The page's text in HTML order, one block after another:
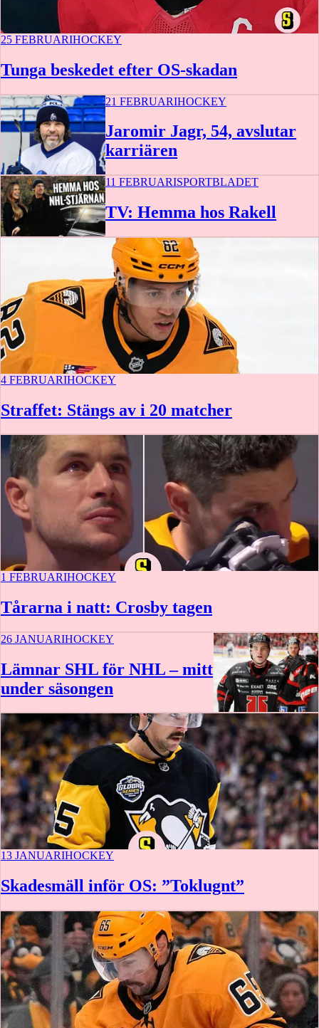
25 FEBRUARIHOCKEY
Tunga beskedet efter OS-skadan
21 FEBRUARIHOCKEY
Jaromir Jagr, 54, avslutar
karriären
11 FEBRUARISPORTBLADET
TV: Hemma hos Rakell
4 FEBRUARIHOCKEY
Straffet: Stängs av i 20 matcher
1 FEBRUARIHOCKEY
Tårarna i natt: Crosby tagen
26 JANUARIHOCKEY
Lämnar SHL för NHL – mitt
under säsongen
13 JANUARIHOCKEY
Skadesmäll inför OS: ”Toklugnt”